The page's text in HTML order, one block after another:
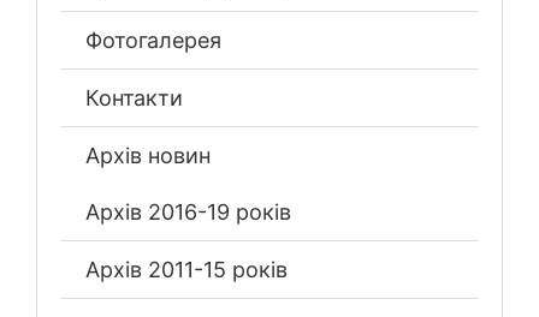
Фотогалерея
Контакти
Архів новин
Архів 2016-19 років
Архів 2011-15 років